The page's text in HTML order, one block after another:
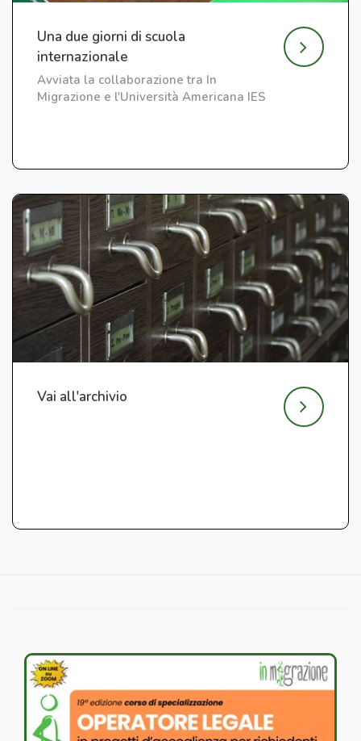
Una due giorni di scuola
internazionale
Avviata la collaborazione tra In
Migrazione e l'Università Americana IES
Vai all'archivio